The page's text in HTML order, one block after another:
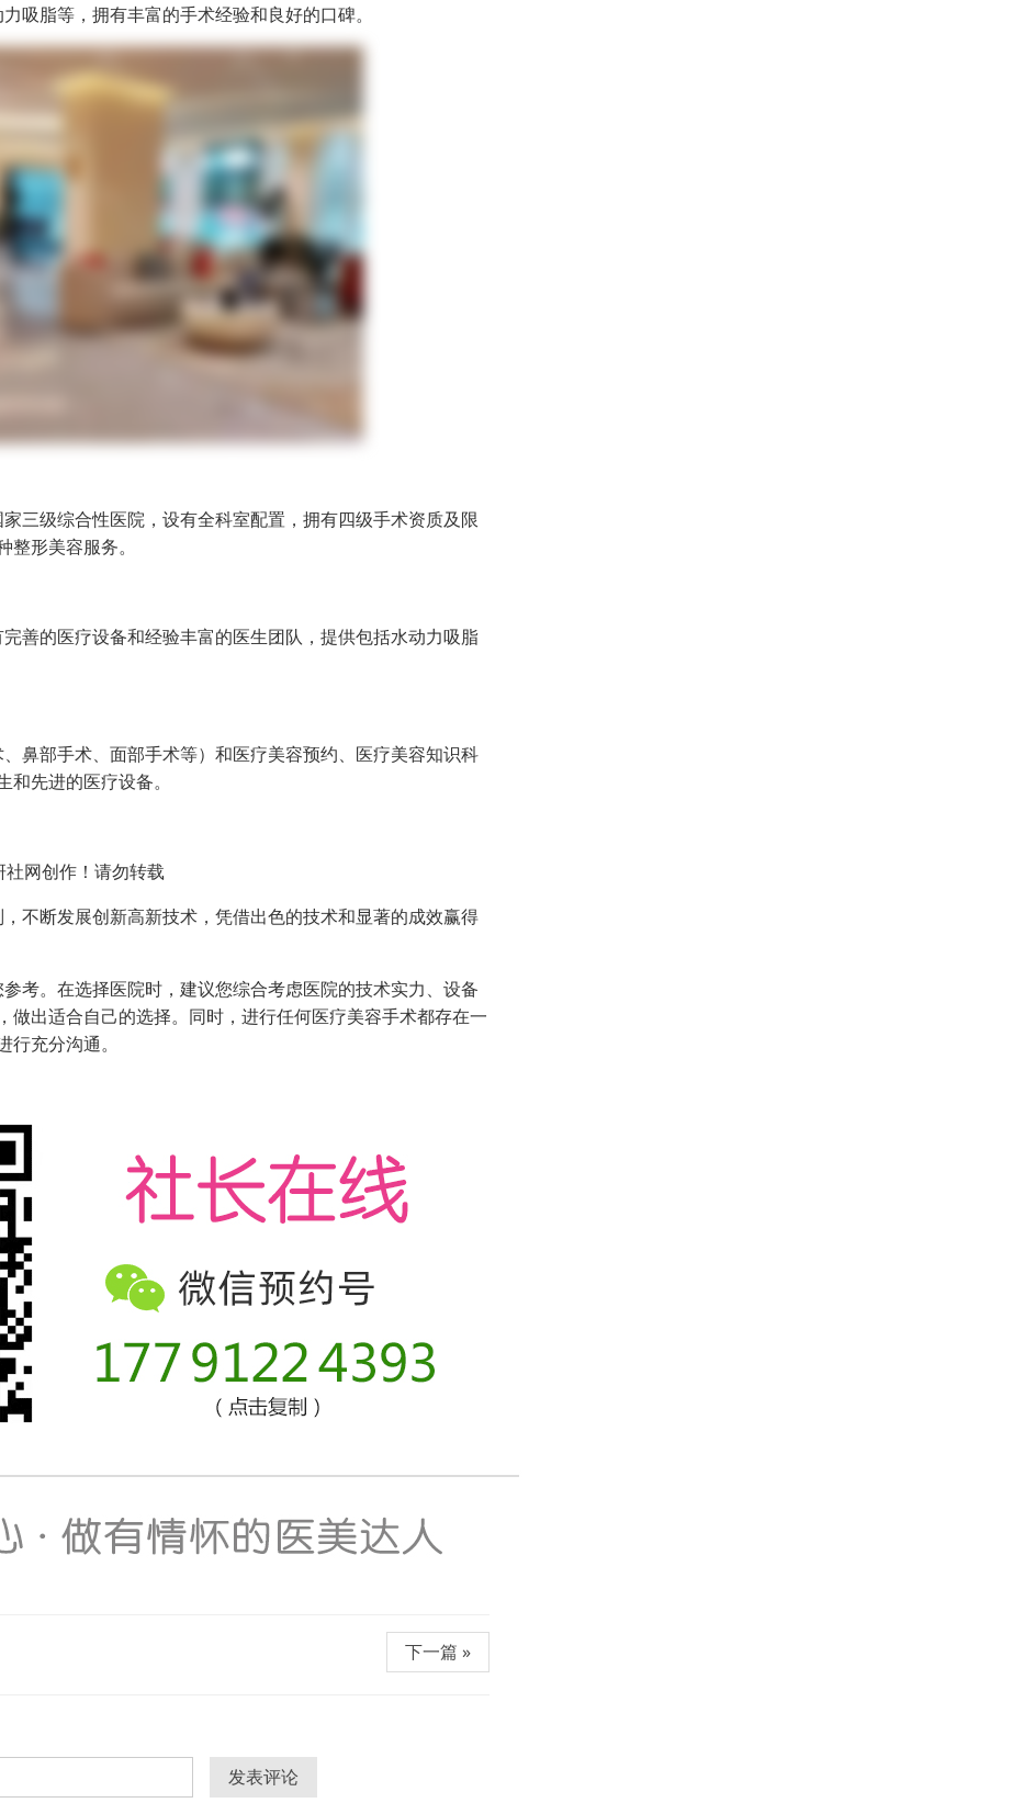
吸脂等，拥有丰富的手术经验和良好的口碑。
三级综合性医院，设有全科室配置，拥有四级手术资质及限
形美容服务。
善的医疗设备和经验丰富的医生团队，提供包括水动力吸脂
鼻部手术、面部手术等）和医疗美容预约、医疗美容知识科
先进的医疗设备。
网创作！请勿转载
不断发展创新高新技术，凭借出色的技术和显著的成效赢得
考。在选择医院时，建议您综合考虑医院的技术实力、设备
出适合自己的选择。同时，进行任何医疗美容手术都存在一
充分沟通。
下一篇 »
发表评论